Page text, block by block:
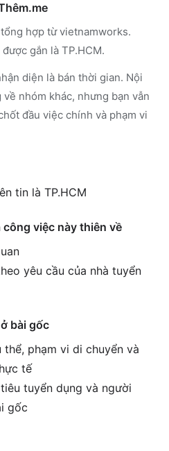
hợp từ vietnamworks.
gắn là TP.HCM.
diện là bán thời gian. Nội
nhóm khác, nhưng bạn vẫn
đầu việc chính và phạm vi
tin là TP.HCM
việc này thiên về
yêu cầu của nhà tuyển
bài gốc
phạm vi di chuyển và
tế
tuyển dụng và người
gốc